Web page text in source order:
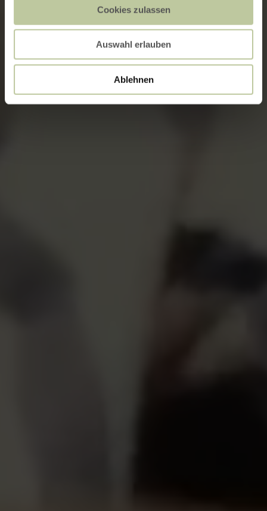
Cookies zulassen
Auswahl erlauben
Ablehnen